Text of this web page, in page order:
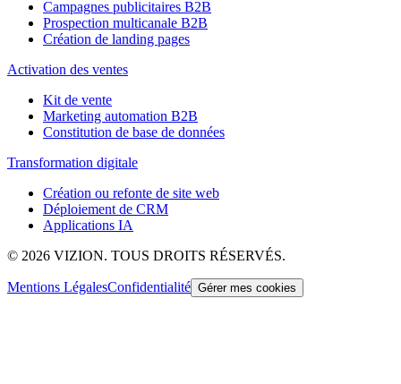
Campagnes publicitaires B2B
Prospection multicanale B2B
Création de landing pages
Activation des ventes
Kit de vente
Marketing automation B2B
Constitution de base de données
Transformation digitale
Création ou refonte de site web
Déploiement de CRM
Applications IA
© 2026 VIZION. TOUS DROITS RÉSERVÉS.
Mentions LégalesConfidentialité Gérer mes cookies